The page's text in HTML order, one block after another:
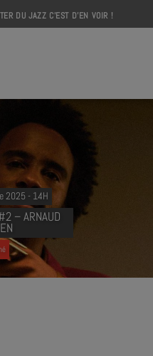
DU JAZZ C'EST D'EN VOIR !
2025 - 14H
– ARNAUD